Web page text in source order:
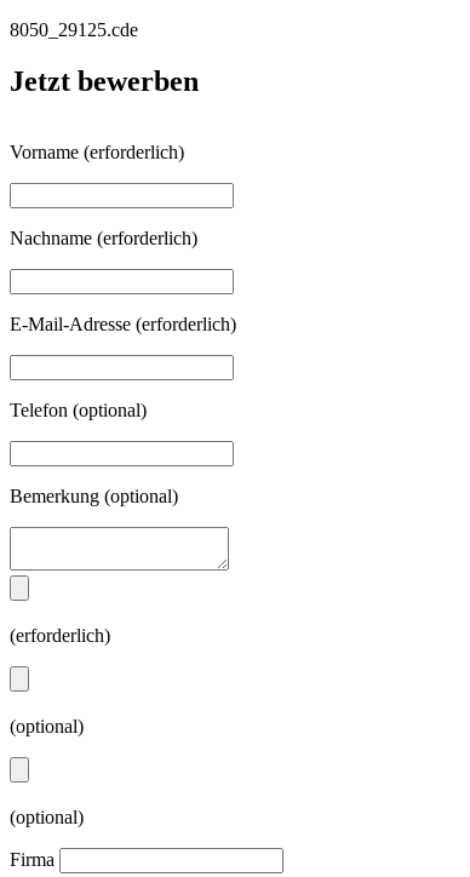
8050_29125.cde
Jetzt bewerben
Vorname (erforderlich)
Nachname (erforderlich)
E-Mail-Adresse (erforderlich)
Telefon (optional)
Bemerkung (optional)
(erforderlich)
(optional)
(optional)
Firma